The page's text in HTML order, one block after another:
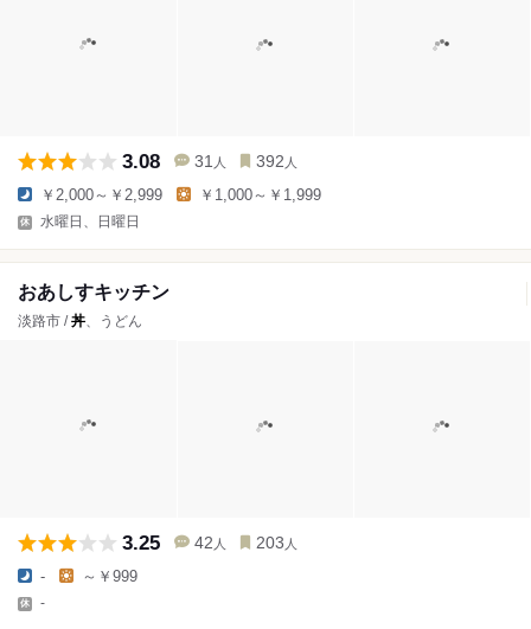
3.08 31 人 392 人
￥2,000～￥2,999 ￥1,000～￥1,999
水曜日、日曜日
おあしすキッチン
淡路市 /丼、うどん
3.25 42 人 203 人
- ～￥999
-